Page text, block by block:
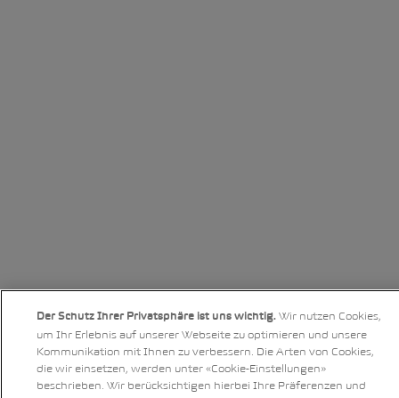
Der Schutz Ihrer Privatsphäre ist uns wichtig. Wir nutzen Cookies,
um Ihr Erlebnis auf unserer Webseite zu optimieren und unsere
Kommunikation mit Ihnen zu verbessern. Die Arten von Cookies,
die wir einsetzen, werden unter «Cookie-Einstellungen»
beschrieben. Wir berücksichtigen hierbei Ihre Präferenzen und